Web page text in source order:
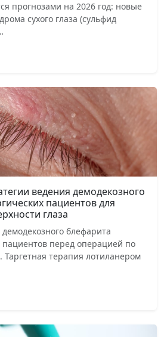
прогнозами на 2026 год: новые
сухого глаза (сульфид
ведения демодекозного
пациентов для
глаза
блефарита
пациентов перед операцией по
терапия лотиланером